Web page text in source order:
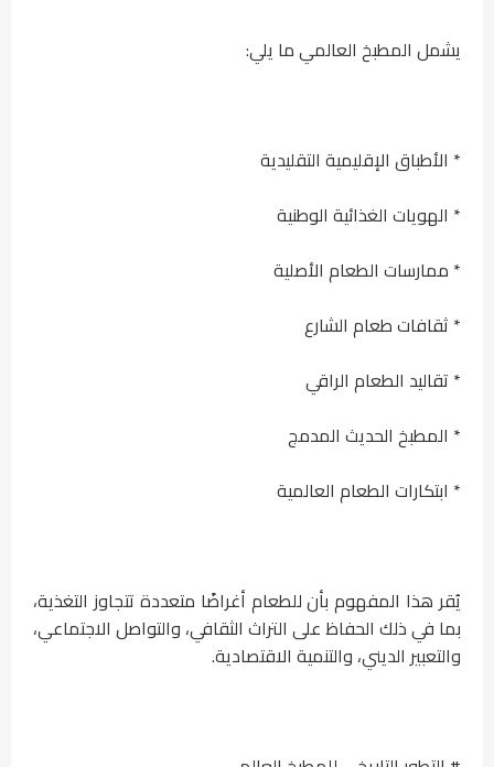
يشمل المطبخ العالمي ما يلي:
* الأطباق الإقليمية التقليدية
* الهويات الغذائية الوطنية
* ممارسات الطعام الأصلية
* ثقافات طعام الشارع
* تقاليد الطعام الراقي
* المطبخ الحديث المدمج
* ابتكارات الطعام العالمية
يُقر هذا المفهوم بأن للطعام أغراضًا متعددة تتجاوز التغذية،
بما في ذلك الحفاظ على التراث الثقافي، والتواصل الاجتماعي،
والتعبير الديني، والتنمية الاقتصادية.